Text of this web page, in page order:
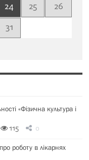
24 25
26
31
«Фізична культура і
115 0
роботу в лікарнях